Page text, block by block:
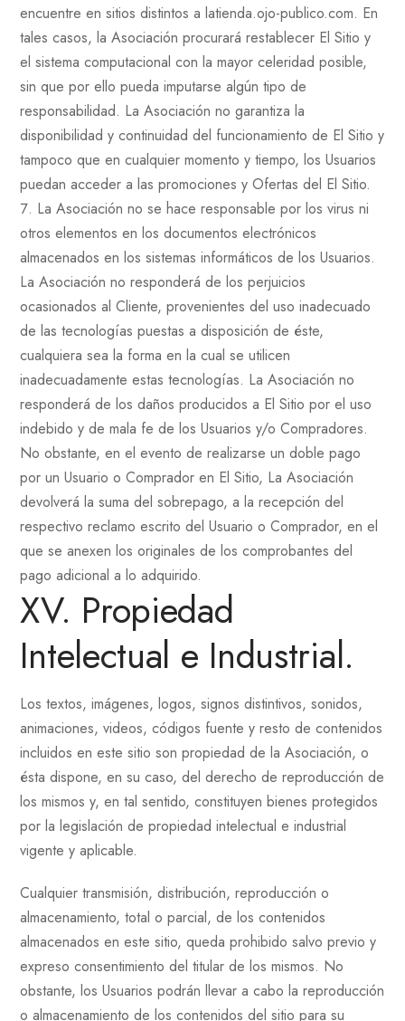
encuentre en sitios distintos a latienda.ojo-publico.com. En
tales casos, la Asociación procurará restablecer El Sitio y
el sistema computacional con la mayor celeridad posible,
sin que por ello pueda imputarse algún tipo de
responsabilidad. La Asociación no garantiza la
disponibilidad y continuidad del funcionamiento de El Sitio y
tampoco que en cualquier momento y tiempo, los Usuarios
puedan acceder a las promociones y Ofertas del El Sitio.
La Asociación no se hace responsable por los virus ni
otros elementos en los documentos electrónicos
almacenados en los sistemas informáticos de los Usuarios.
La Asociación no responderá de los perjuicios
ocasionados al Cliente, provenientes del uso inadecuado
de las tecnologías puestas a disposición de éste,
cualquiera sea la forma en la cual se utilicen
inadecuadamente estas tecnologías. La Asociación no
responderá de los daños producidos a El Sitio por el uso
indebido y de mala fe de los Usuarios y/o Compradores.
No obstante, en el evento de realizarse un doble pago
por un Usuario o Comprador en El Sitio, La Asociación
devolverá la suma del sobrepago, a la recepción del
respectivo reclamo escrito del Usuario o Comprador, en el
que se anexen los originales de los comprobantes del
pago adicional a lo adquirido.
XV. Propiedad
Intelectual e Industrial.
Los textos, imágenes, logos, signos distintivos, sonidos,
animaciones, videos, códigos fuente y resto de contenidos
incluidos en este sitio son propiedad de la Asociación, o
ésta dispone, en su caso, del derecho de reproducción de
los mismos y, en tal sentido, constituyen bienes protegidos
por la legislación de propiedad intelectual e industrial
vigente y aplicable.
Cualquier transmisión, distribución, reproducción o
almacenamiento, total o parcial, de los contenidos
almacenados en este sitio, queda prohibido salvo previo y
expreso consentimiento del titular de los mismos. No
obstante, los Usuarios podrán llevar a cabo la reproducción
o almacenamiento de los contenidos del sitio para su